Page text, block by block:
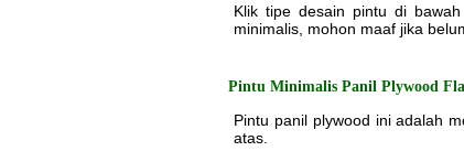
Klik tipe desain pintu di
minimalis, mohon maaf jika
Pintu Minimalis Panil Plywood
Pintu panil plywood ini adalah
atas.